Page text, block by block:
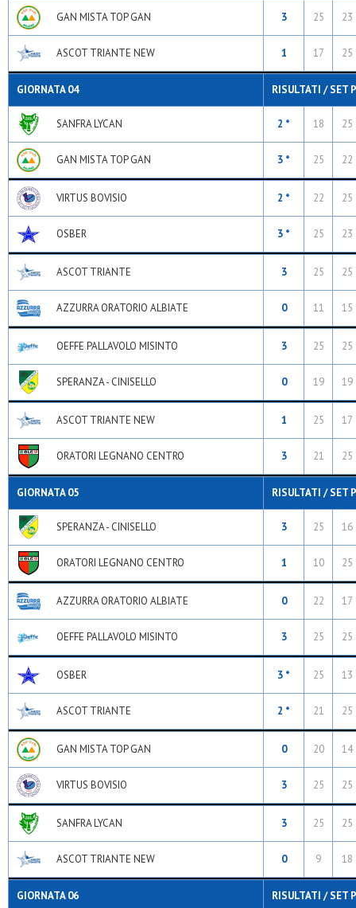
GAN MISTA TOP GAN 3 25 23
ASCOT TRIANTE NEW 1 17 25
GIORNATA 04 RISULTATI / SET
SANFRA LYCAN 2 * 18 25
GAN MISTA TOP GAN 3 * 25 22
VIRTUS BOVISIO 2 * 22 25
OSBER 3 * 25 23
ASCOT TRIANTE 3 25 25
AZZURRA ORATORIO ALBIATE 0 11 15
OEFFE PALLAVOLO MISINTO 3 25 25
SPERANZA - CINISELLO 0 19 19
ASCOT TRIANTE NEW 1 25 17
ORATORI LEGNANO CENTRO 3 21 25
GIORNATA 05 RISULTATI / SET
SPERANZA - CINISELLO 3 25 16
ORATORI LEGNANO CENTRO 1 10 25
AZZURRA ORATORIO ALBIATE 0 22 17
OEFFE PALLAVOLO MISINTO 3 25 25
OSBER 3 * 25 13
ASCOT TRIANTE 2 * 21 25
GAN MISTA TOP GAN 0 20 14
VIRTUS BOVISIO 3 25 25
SANFRA LYCAN 3 25 25
ASCOT TRIANTE NEW 0 9 18
GIORNATA 06 RISULTATI / SET